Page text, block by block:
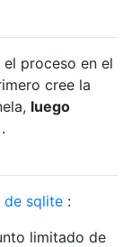
el proceso en el
cree la
luego
.
de sqlite :
limitado de